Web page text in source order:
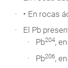
• En rocas
El Pb
Pb204,
Pb206,